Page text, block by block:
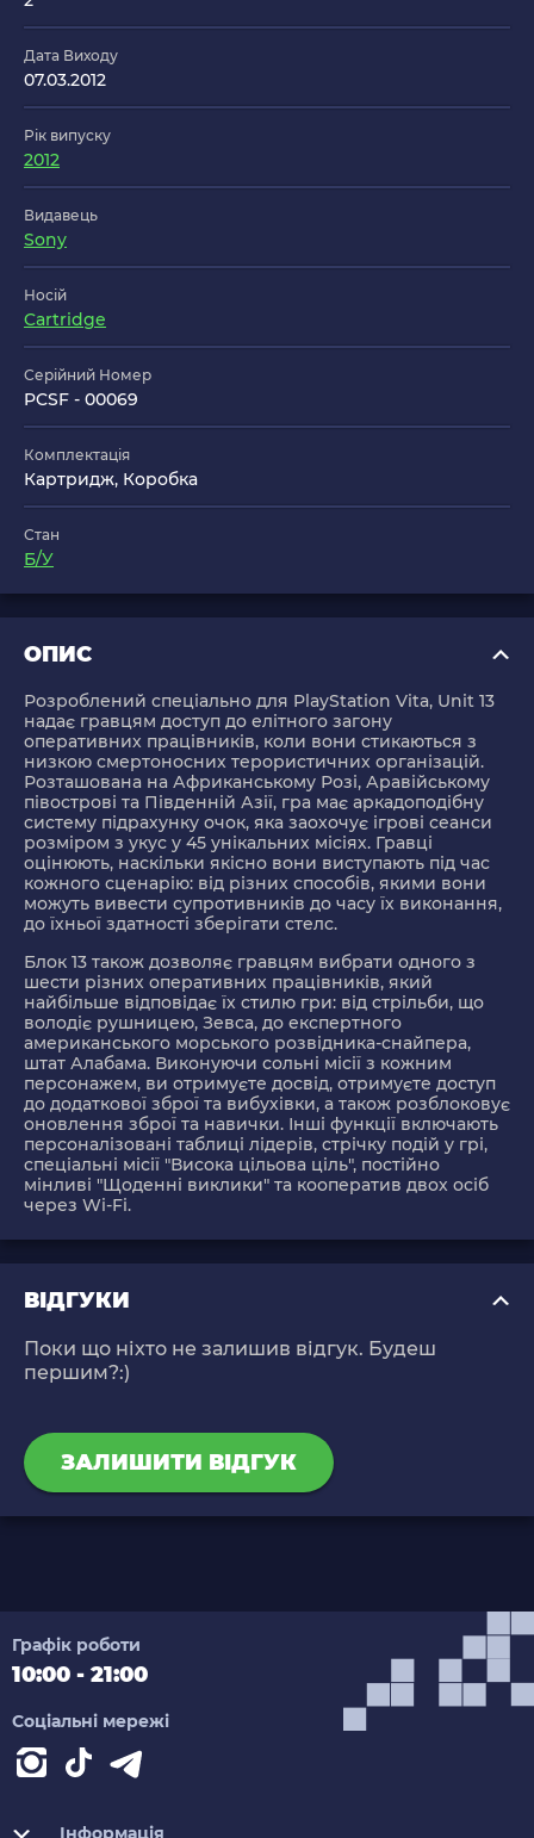
Дата Виходу
07.03.2012
Рік випуску
2012
Видавець
Sony
Носій
Cartridge
Серійний Номер
PCSF - 00069
Комплектація
Картридж, Коробка
Стан
Б/У
ОПИС
Розроблений спеціально для PlayStation Vita, Unit 13
надає гравцям доступ до елітного загону
оперативних працівників, коли вони стикаються з
низкою смертоносних терористичних організацій.
Розташована на Африканському Розі, Аравійському
півострові та Південній Азії, гра має аркадоподібну
систему підрахунку очок, яка заохочує ігрові сеанси
розміром з укус у 45 унікальних місіях. Гравці
оцінюють, наскільки якісно вони виступають під час
кожного сценарію: від різних способів, якими вони
можуть вивести супротивників до часу їх виконання,
до їхньої здатності зберігати стелс.
Блок 13 також дозволяє гравцям вибрати одного з
шести різних оперативних працівників, який
найбільше відповідає їх стилю гри: від стрільби, що
володіє рушницею, Зевса, до експертного
американського морського розвідника-снайпера,
штат Алабама. Виконуючи сольні місії з кожним
персонажем, ви отримуєте досвід, отримуєте доступ
до додаткової зброї та вибухівки, а також розблоковує
оновлення зброї та навички. Інші функції включають
персоналізовані таблиці лідерів, стрічку подій у грі,
спеціальні місії "Висока цільова ціль", постійно
мінливі "Щоденні виклики" та кооператив двох осіб
через Wi-Fi.
ВІДГУКИ
Поки що ніхто не залишив відгук. Будеш
першим?:)
ЗАЛИШИТИ ВІДГУК
Графік роботи
10:00 - 21:00
Соціальні мережі
Інформація